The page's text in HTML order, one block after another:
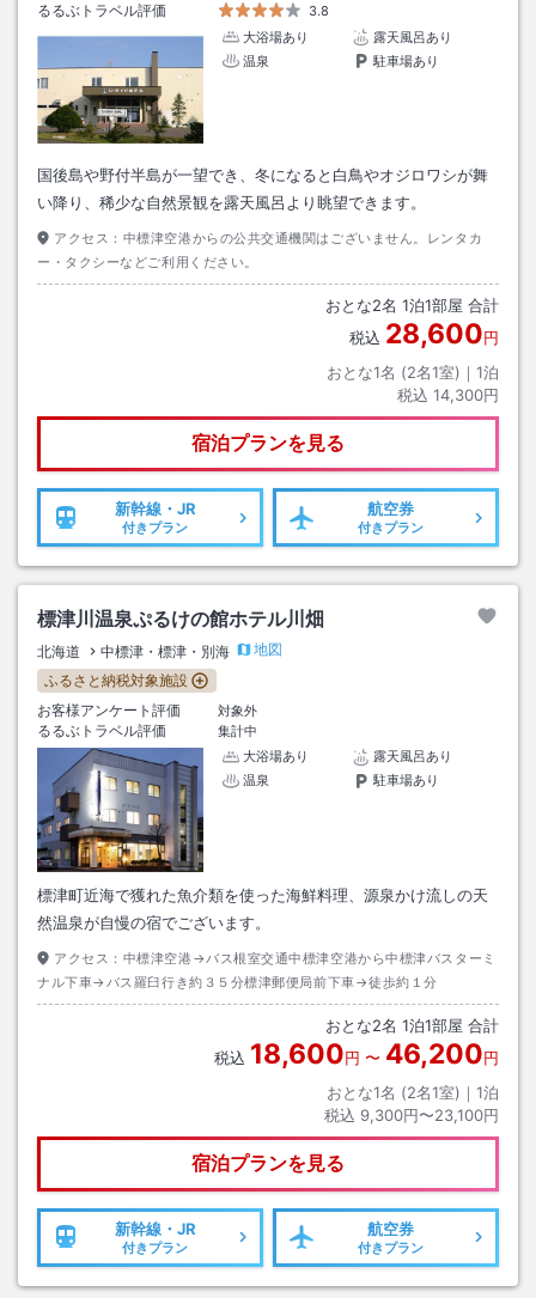
るるぶトラベル評価
3.8
大浴場あり
露天風呂あり
温泉
駐車場あり
国後島や野付半島が一望でき、冬になると白鳥やオジロワシが舞
い降り、稀少な自然景観を露天風呂より眺望できます。
アクセス： 中標津空港からの公共交通機関はございません。レンタカ
ー・タクシーなどご利用ください。
おとな2名 1泊1部屋 合計
税込 28,600円
おとな1名 (2名1室)｜ 1泊
税込 14,300円
宿泊プランを見る
新幹線・JR
付きプラン
航空券
付きプラン
標津川温泉ぷるけの館ホテル川畑
北海道 中標津・標津・別海
地図
ふるさと納税対象施設
お客様アンケート評価
対象外
るるぶトラベル評価
集計中
大浴場あり
露天風呂あり
温泉
駐車場あり
標津町近海で獲れた魚介類を使った海鮮料理、源泉かけ流しの天
然温泉が自慢の宿でございます。
アクセス： 中標津空港→バス根室交通中標津空港から中標津バスターミ
ナル下車→バス羅臼行き約３５分標津郵便局前下車→徒歩約１分
おとな2名 1泊1部屋 合計
税込 18,600円 〜 46,200円
おとな1名 (2名1室)｜ 1泊
税込 9,300円〜23,100円
宿泊プランを見る
新幹線・JR
付きプラン
航空券
付きプラン